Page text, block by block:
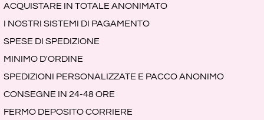
ACQUISTARE IN TOTALE ANONIMATO
I NOSTRI SISTEMI DI PAGAMENTO
SPESE DI SPEDIZIONE
MINIMO D'ORDINE
SPEDIZIONI PERSONALIZZATE E PACCO ANONIMO
CONSEGNE IN 24-48 ORE
FERMO DEPOSITO CORRIERE